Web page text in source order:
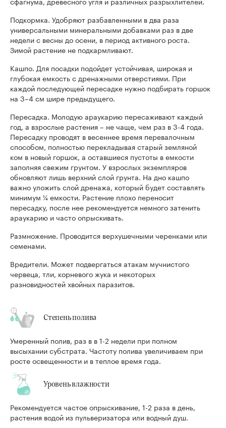
Подкормка. Удобряют разбавленными в два раза
универсальными минеральными добавками раз в две
недели с весны до осени, в период активного роста.
Зимой растение не подкармливают.
Кашпо. Для посадки подойдет устойчивая, широкая и
глубокая емкость с дренажными отверстиями. При
каждой последующей пересадке нужно подбирать горшок
на 3–4 см шире предыдущего.
Пересадка. Молодую араукарию пересаживают каждый
год, а взрослые растения – не чаще, чем раз в 3-4 года.
Пересадку проводят в весеннее время перевалочным
способом, полностью перекладывая старый земляной
ком в новый горшок, а оставшиеся пустоты в емкости
заполняя свежим грунтом. У взрослых экземпляров
обновляют лишь верхний слой грунта. На дно кашпо
важно уложить слой дренажа, который будет составлять
минимум ¼ емкости. Растение плохо переносит
пересадку, после нее рекомендуется немного затенить
араукарию и часто опрыскивать.
Размножение. Проводится верхушечными черенками или
семенами.
Вредители. Может подвергаться атакам мучнистого
червеца, тли, корневого жука и некоторых
разновидностей хвойных паразитов.
Степень полива
Умеренный полив, раз в в 1-2 недели при полном
высыхании субстрата. Частоту полива увеличиваем при
росте освещенности и в теплое время года.
Уровень влажности
Рекомендуется частое опрыскивание, 1-2 раза в день,
растения водой из пульверизатора или водный душ.